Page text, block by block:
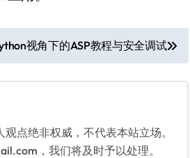
视角下的ASP教程与安全调试
点绝非权威，不代表本站立场。
，我们将及时予以处理。